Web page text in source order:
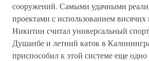
сооружений. Самыми удачными
проектами с использованием
Никитин считал универсальный
Душанбе и летний каток в
приспособил к этой системе еще одно